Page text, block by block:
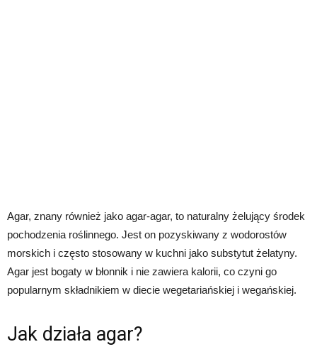
Agar, znany również jako agar-agar, to naturalny żelujący środek
pochodzenia roślinnego. Jest on pozyskiwany z wodorostów
morskich i często stosowany w kuchni jako substytut żelatyny.
Agar jest bogaty w błonnik i nie zawiera kalorii, co czyni go
popularnym składnikiem w diecie wegetariańskiej i wegańskiej.
Jak działa agar?